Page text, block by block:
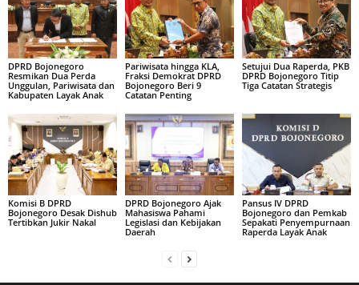
DPRD Bojonegoro
Resmikan Dua Perda
Unggulan, Pariwisata dan
Kabupaten Layak Anak
Pariwisata hingga KLA,
Fraksi Demokrat DPRD
Bojonegoro Beri 9
Catatan Penting
Setujui Dua Raperda, PKB
DPRD Bojonegoro Titip
Tiga Catatan Strategis
Komisi B DPRD
Bojonegoro Desak Dishub
Tertibkan Jukir Nakal
DPRD Bojonegoro Ajak
Mahasiswa Pahami
Legislasi dan Kebijakan
Daerah
Pansus IV DPRD
Bojonegoro dan Pemkab
Sepakati Penyempurnaan
Raperda Layak Anak